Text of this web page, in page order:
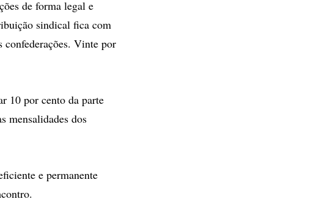
de forma legal e
sindical fica com
confederações. Vinte por
10 por cento da parte
mensalidades dos
e permanente